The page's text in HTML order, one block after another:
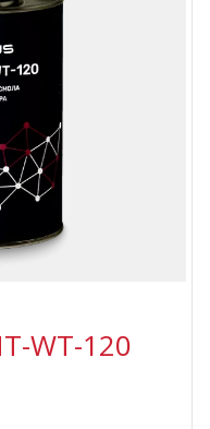
WT-120